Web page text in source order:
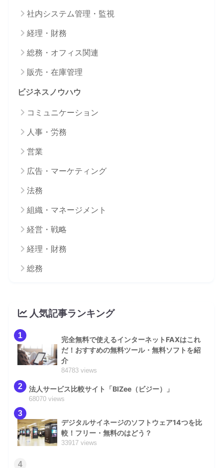
社内システム管理・監視
経理・財務
総務・オフィス関連
販売・在庫管理
ビジネスノウハウ
コミュニケーション
人事・労務
営業
広告・マーケティング
法務
組織・マネージメント
経営・戦略
経理・財務
総務
人気記事ランキング
1
完全無料で使えるインターネットFAXはこれ
だ！おすすめの無料ツール・無料ソフトを紹
介
84783 views
2 法人サービス比較サイト「BIZee（ビジー）」
68070 views
3
デジタルサイネージのソフトウェア14つを比
較！フリー・無料のはどう？
33917 views
4